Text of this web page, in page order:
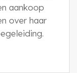
aankoop
over haar